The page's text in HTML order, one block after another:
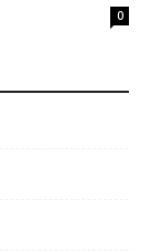
0